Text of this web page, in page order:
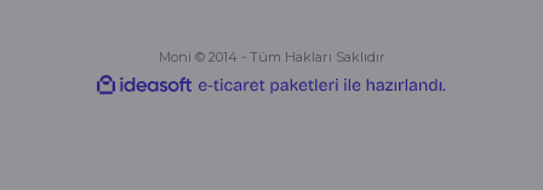
Moni © 2014 - Tüm Hakları Saklıdır
ideasoft
e-